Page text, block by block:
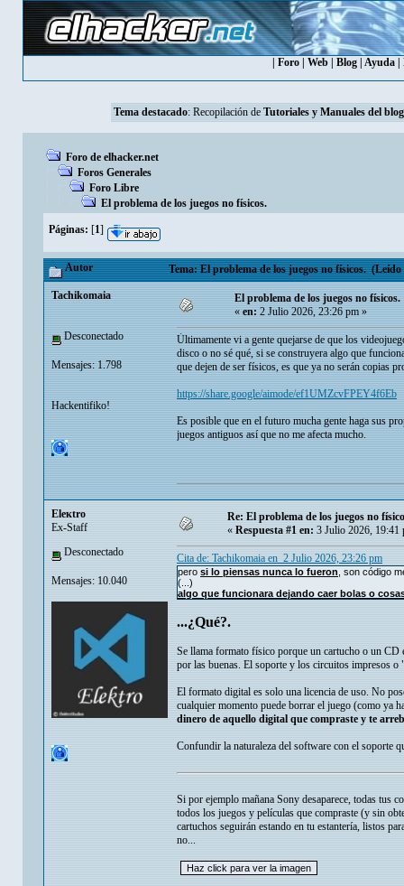
Foro| Web| Blog| Ayuda|
Tema destacado: Recopilación de Tutoriales y Manuales del blog
Foro de elhacker.net
Foros Generales
Foro Libre
El problema de los juegos no físicos.
Páginas: [1]
Autor Tema: El problema de los juegos no físicos. (Leído
Tachikomaia
Desconectado
Mensajes: 1.798
Hackentifiko!
El problema de los juegos no físicos.
«en:2 Julio 2026, 23:26 pm »
Ùltimamente vi a gente quejarse de que los
disco o no sé qué, si se construyera algo que
que dejen de ser físicos, es que ya no serán copias
https://share.google/aimode/ef1UMZcvFPEY4f6Eb
Es posible que en el futuro mucha gente haga sus
juegos antiguos así que no me afecta mucho.
Eleкtro
Ex-Staff
Desconectado
Mensajes: 10.040
Re: El problema de los juegos no
« Respuesta #1 en: 3 Julio 2026, 19:41
Cita de: Tachikomaia en 2 Julio 2026, 23:26 pm
pero si lo piensas nunca lo fueron , son código
(...)
algo que funcionara dejando caer bolas o
...¿Qué?.
Se llama formato físico porque un cartucho o un CD
por las buenas. El soporte y los circuitos impresos o
El formato digital es solo una licencia de uso. No
cualquier momento puede borrar el juego (como ya
dinero de aquello digital que compraste y te
Confundir la naturaleza del software con el soporte
Si por ejemplo mañana Sony desaparece, todas tus
todos los juegos y películas que compraste (y sin
cartuchos seguirán estando en tu estantería, listos
no...